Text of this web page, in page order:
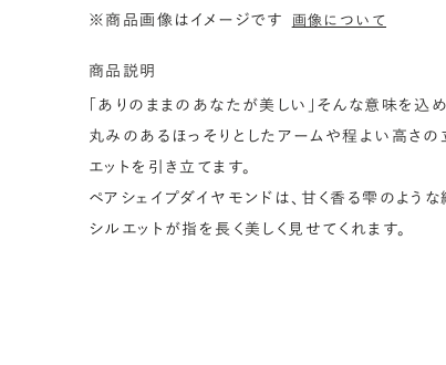
※商品画像はイメージです 画像について
商品説明
「ありのままのあなたが美しい」そんな意味を込
丸みのあるほっそりとしたアームや程よい高さ
エットを引き立てます。
ペアシェイプダイヤモンドは、甘く香る雫のよう
シルエットが指を長く美しく見せてくれます。